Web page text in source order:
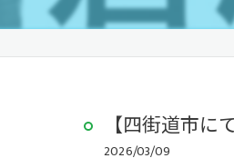
【四街道市に
2026/03/09